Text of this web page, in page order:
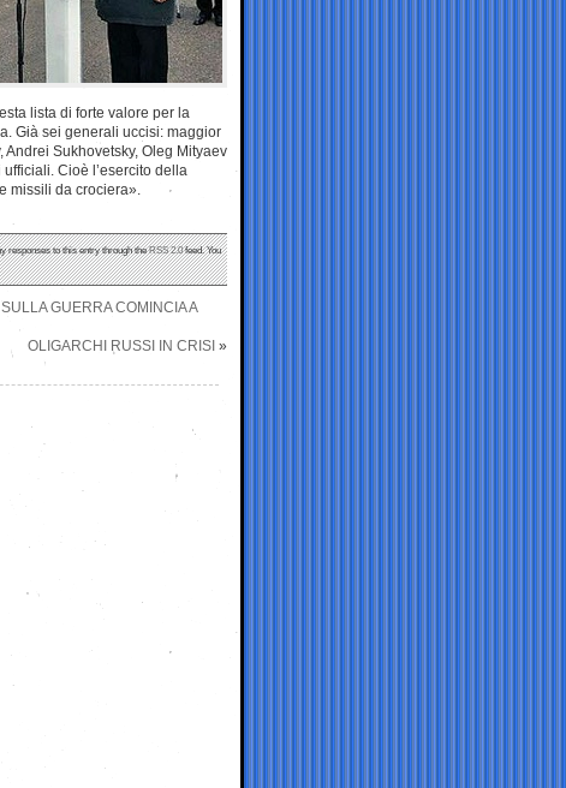
lista di forte valore per la
Già sei generali uccisi: maggior
Sukhovetsky, Oleg Mityaev
Cioè l’esercito della
missili da crociera».
responses to this entry through theRSS 2.0feed. You
GUERRA COMINCIA A
OLIGARCHI RUSSI IN CRISI »